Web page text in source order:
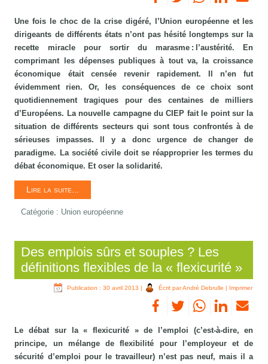
Une fois le choc de la crise digéré, l’Union européenne et les
dirigeants de différents états n’ont pas hésité longtemps sur la
recette miracle pour sortir du marasme : l’austérité. En
comprimant les dépenses publiques à tout va, la croissance
économique était censée revenir rapidement. Il n’en fut
évidemment rien. Or, les conséquences de ce choix sont
quotidiennement tragiques pour des centaines de milliers
d’Européens. La nouvelle campagne du CIEP fait le point sur la
situation de différents secteurs qui sont tous confrontés à de
sérieuses impasses. Il y a donc urgence de changer de
paradigme. La société civile doit se réapproprier les termes du
débat économique. Et oser la solidarité.
Lire la suite...
Catégorie : Union européenne
Des emplois sûrs et souples ? Les
définitions flexibles de la « flexicurité »
Publication : 30 avril 2013 | Écrit par André Debrulle | Imprimer
Le débat sur la « flexicurité » de l’emploi (c’est-à-dire, en
principe, un mélange de flexibilité pour l’employeur et de
sécurité d’emploi pour le travailleur) n’est pas neuf, mais il a